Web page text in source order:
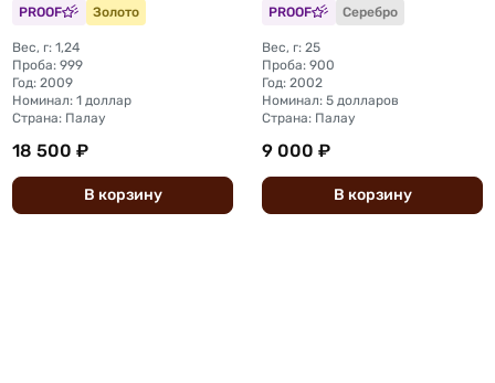
PROOF Золото
Вес, г: 1,24
Проба: 999
Год: 2009
Номинал: 1 доллар
Страна: Палау
18 500 ₽
В корзину
PROOF Серебро
Вес, г: 25
Проба: 900
Год: 2002
Номинал: 5 долларов
Страна: Палау
9 000 ₽
В корзину